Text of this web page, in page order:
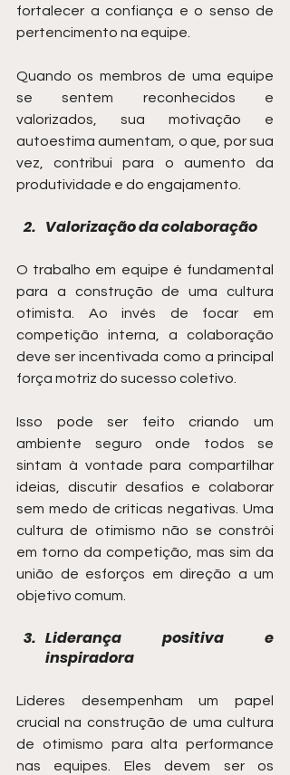
fortalecer a confiança e o senso de
pertencimento na equipe.
Quando os membros de uma equipe
se sentem reconhecidos e
valorizados, sua motivação e
autoestima aumentam, o que, por sua
vez, contribui para o aumento da
produtividade e do engajamento.
Valorização da colaboração
O trabalho em equipe é fundamental
para a construção de uma cultura
otimista. Ao invés de focar em
competição interna, a colaboração
deve ser incentivada como a principal
força motriz do sucesso coletivo.
Isso pode ser feito criando um
ambiente seguro onde todos se
sintam à vontade para compartilhar
ideias, discutir desafios e colaborar
sem medo de críticas negativas. Uma
cultura de otimismo não se constrói
em torno da competição, mas sim da
união de esforços em direção a um
objetivo comum.
Liderança positiva e
inspiradora
Líderes desempenham um papel
crucial na construção de uma cultura
de otimismo para alta performance
nas equipes. Eles devem ser os